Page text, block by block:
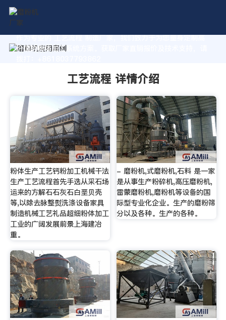
作为专业的 工艺流程 制造厂家，我们致力于为您量身定制高
价值的粉体加工系统方案。获取厂家直销报价及技术支持，请
工艺流程 详情介绍
粉体生产工艺钙粉加工机械干法
生产工艺流程首先手选从采石场
运来的方解石石灰石白垩贝壳
等,以除去脉整熨洗涤设备家具
制造机械工艺礼品超细粉体加工
工业的广阔发展前景上海建冶
重。
- 磨粉机,式磨粉机,石料 是一家
是从事生产粉碎机,高压磨粉机,
雷蒙磨粉机,磨粉机等设备的国
际型专业化企业。生产的磨粉筛
分以及各种。生产的各种。